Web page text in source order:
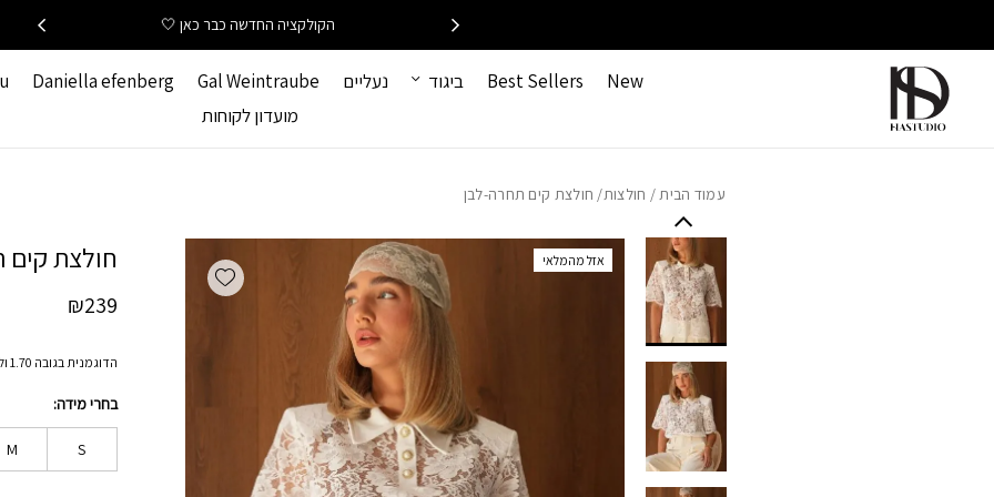
הקולקציה החדשה כבר כאן 🤍
New
Best Sellers ביגוד נעליים Gal Weintraube
Daniella efenberg
מועדון לקוחות
עמוד הבית / חולצות/ חולצת קים תחרה-לבן
חולצת קים
₪239
הדוגמנית בגובה 1.70 ולובשת מידה S
בחרי מידה
S
M
אזל מהמלאי Add wishlist